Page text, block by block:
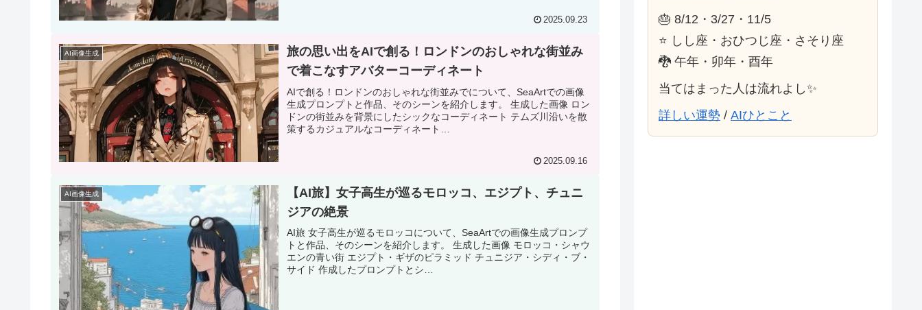
2025.09.23
AI画像生成
​旅の思い出をAIで創る！ロンドンのおしゃれな街並み
で着こなすアバターコーディネート
AIで創る！ロンドンのおしゃれな街並みでについて、SeaArtでの画像
生成プロンプトと作品、そのシーンを紹介します。 生成した画像 ロン
ドンの街並みを背景にしたシックなコーディネート テムズ川沿いを散
策するカジュアルなコーディネート…
2025.09.16
AI画像生成
​【AI旅】女子高生が巡るモロッコ、エジプト、チュニ
ジアの絶景
AI旅 女子高生が巡るモロッコについて、SeaArtでの画像生成プロンプ
トと作品、そのシーンを紹介します。 生成した画像 モロッコ・シャウ
エンの青い街 エジプト・ギザのピラミッド チュニジア・シディ・ブ・
サイド 作成したプロンプトとシ…
🎂 8/12・3/27・11/5
⭐ しし座・おひつじ座・さそり座
🐉 午年・卯年・酉年
当てはまった人は流れよし✨
詳しい運勢 / AIひとこと